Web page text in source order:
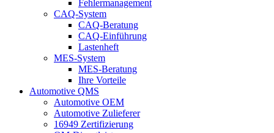
Fehlermanagement
CAQ-System
CAQ-Beratung
CAQ-Einführung
Lastenheft
MES-System
MES-Beratung
Ihre Vorteile
Automotive QMS
Automotive OEM
Automotive Zulieferer
16949 Zertifizierung